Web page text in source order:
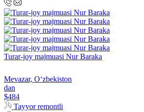
Turar-joy majmuasi Nur Baraka
Mevazar, Oʻzbekiston
dan
$484
Tayyor remontli